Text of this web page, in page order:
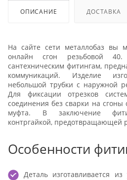
ОПИСАНИЕ ДОСТАВКА
На сайте сети металлобаз вы
онлайн сгон резьбовой
сантехническим фитингам,
коммуникаций. Изделие
небольшой трубки с наружной
Для фиксации отрезков
соединения без сварки на сгоны
муфта. В заключение
контргайкой, предотвращающей
Особенности
Деталь изготавливается